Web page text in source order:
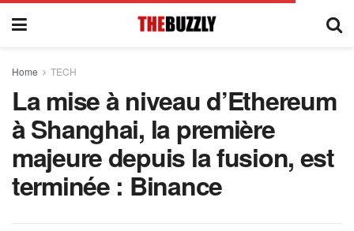
Home TECH
La mise à niveau d’Ethereum
à Shanghai, la première
majeure depuis la fusion, est
terminée : Binance